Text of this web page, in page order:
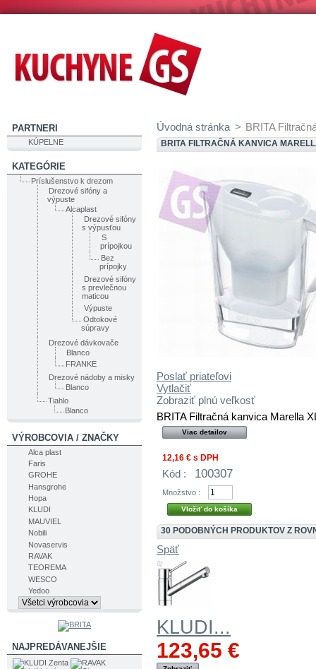
PARTNERI
KÚPELNE
KATEGÓRIE
Príslušenstvo k drezom
Drezové sifóny a
výpuste
Alcaplast
Drezové sifóny
s výpusťou
S
prípojkou
Bez
prípojky
Drezové sifóny
s prevlečnou
maticou
Výpuste
Odtokové
súpravy
Drezové dávkovače
Blanco
FRANKE
Drezové nádoby a misky
Blanco
Tiahlo
Blanco
VÝROBCOVIA / ZNAČKY
Alca plast
Faris
GROHE
Hansgrohe
Hopa
KLUDI
MAUVIEL
Nobili
Novaservis
RAVAK
TEOREMA
WESCO
Yedoo
NAJPREDÁVANEJŠIE
Úvodná stránka > BRITA
BRITA FILTRAČNÁ KANVICA
Poslať priateľovi
Vytlačiť
Zobraziť plnú veľkosť
BRITA Filtračná kanvica Marella
Viac detailov
12,16 € s DPH
Kód : 100307
Množstvo :
30 PODOBNÝCH PRODUKTOV Z
Späť
KLUDI...
123,65 €